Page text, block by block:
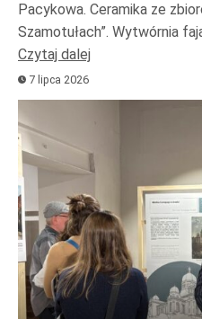
Pacykowa. Ceramika ze
Szamotułach”. Wytwórnia
Czytaj dalej
7 lipca 2026
Odtwarzacz
plików
dźwiękowych